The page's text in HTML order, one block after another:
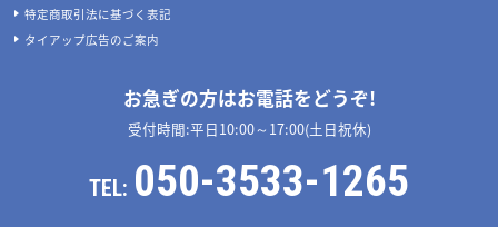
特定商取引法に基づく表記
タイアップ広告のご案内
お急ぎの方はお電話をどうぞ!
受付時間:平日10:00～17:00(土日祝休)
TEL: 050-3533-1265